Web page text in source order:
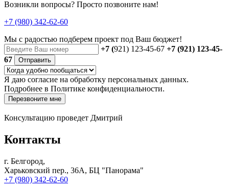
Возникли вопросы? Просто позвоните нам!
+7 (980) 342-62-60
Мы с радостью подберем проект под Ваш бюджет!
+7 (921) 123-45-67 +7 (921) 123-45-
67
Отправить
Я даю согласие на обработку персональных данных.
Подробнее в Политике конфиденциальности.
Перезвоните мне
Консультацию проведет Дмитрий
Контакты
г. Белгород,
Харьковский пер., 36А, БЦ "Панорама"
+7 (980) 342-62-60